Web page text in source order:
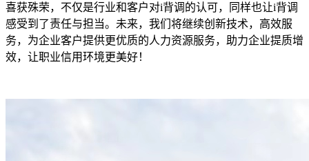
喜获殊荣，不仅是行业和客户对i背调的认可，同样也让i背调
感受到了责任与担当。未来，我们将继续创新技术，高效服
务，为企业客户提供更优质的人力资源服务，助力企业提质增
效，让职业信用环境更美好！